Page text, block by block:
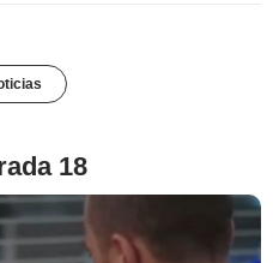
18